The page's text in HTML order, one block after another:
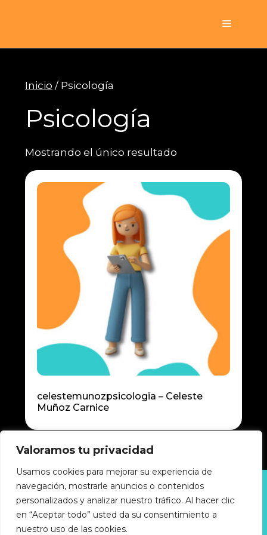
Valoramos tu privacidad
Usamos cookies para mejorar su experiencia de
navegación, mostrarle anuncios o contenidos
personalizados y analizar nuestro tráfico. Al hacer clic
en “Aceptar todo” usted da su consentimiento a
nuestro uso de las cookies.
Menú
Inicio / Psicología
Psicología
Mostrando el único resultado
celestemunozpsicologia – Celeste
Muñoz Carnice
Política de privacidad
Política de cookies
Accesibilidad
Aviso legal